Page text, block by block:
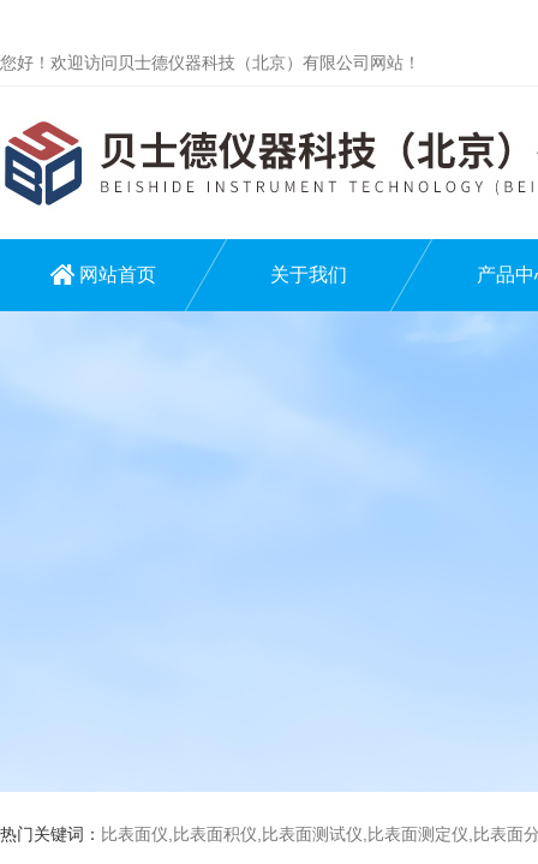
您好！欢迎访问贝士德仪器科技（北京）有限公司网站！
网站首页 关于我们 产品中
热门关键词： 比表面仪,比表面积仪,比表面测试仪,比表面测定仪,比表面分析仪,比表